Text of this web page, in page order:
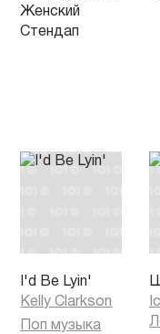
Женский
Стендап
I'd Be Lyin'
Kelly Clarkson
Поп музыка